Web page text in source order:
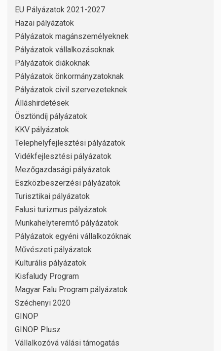
EU Pályázatok 2021-2027
Hazai pályázatok
Pályázatok magánszemélyeknek
Pályázatok vállalkozásoknak
Pályázatok diákoknak
Pályázatok önkormányzatoknak
Pályázatok civil szervezeteknek
Álláshirdetések
Ösztöndíj pályázatok
KKV pályázatok
Telephelyfejlesztési pályázatok
Vidékfejlesztési pályázatok
Mezőgazdasági pályázatok
Eszközbeszerzési pályázatok
Turisztikai pályázatok
Falusi turizmus pályázatok
Munkahelyteremtő pályázatok
Pályázatok egyéni vállalkozóknak
Művészeti pályázatok
Kulturális pályázatok
Kisfaludy Program
Magyar Falu Program pályázatok
Széchenyi 2020
GINOP
GINOP Plusz
Vállalkozóvá válási támogatás